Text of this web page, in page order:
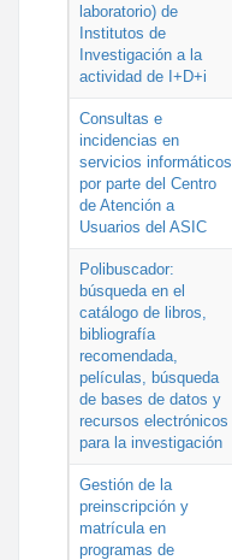
laboratorio) de
Institutos de
Investigación a la
actividad de I+D+i
Consultas e
incidencias en
servicios informáticos
por parte del Centro
de Atención a
Usuarios del ASIC
Polibuscador:
búsqueda en el
catálogo de libros,
bibliografía
recomendada,
películas, búsqueda
de bases de datos y
recursos electrónicos
para la investigación
Gestión de la
preinscripción y
matrícula en
programas de